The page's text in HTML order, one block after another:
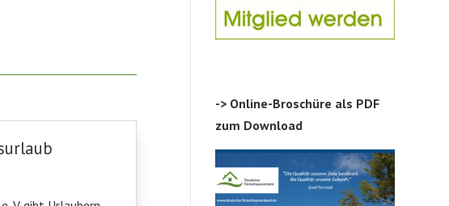
-> Online-Broschüre als PDF
zum Download